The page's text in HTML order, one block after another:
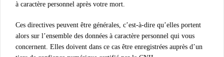
à caractère personnel après votre mort.
Ces directives peuvent être générales, c’est-à-dire qu’elles portent
alors sur l’ensemble des données à caractère personnel qui vous
concernent. Elles doivent dans ce cas être enregistrées auprès d’un